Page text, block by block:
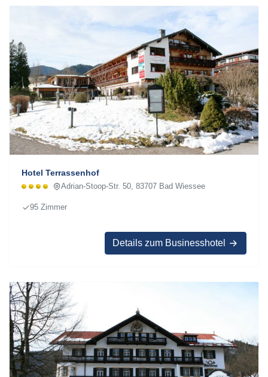
Hotel Terrassenhof
Adrian-Stoop-Str. 50, 83707 Bad Wiessee
95 Zimmer
Details zum Businesshotel